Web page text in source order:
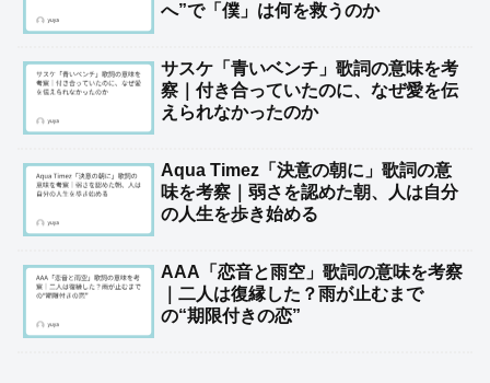
へ”で「僕」は何を救うのか
サスケ「青いベンチ」歌詞の意味を考
察｜付き合っていたのに、なぜ愛を伝
えられなかったのか
Aqua Timez「決意の朝に」歌詞の意
味を考察｜弱さを認めた朝、人は自分
の人生を歩き始める
AAA「恋音と雨空」歌詞の意味を考察
｜二人は復縁した？雨が止むまで
の“期限付きの恋”